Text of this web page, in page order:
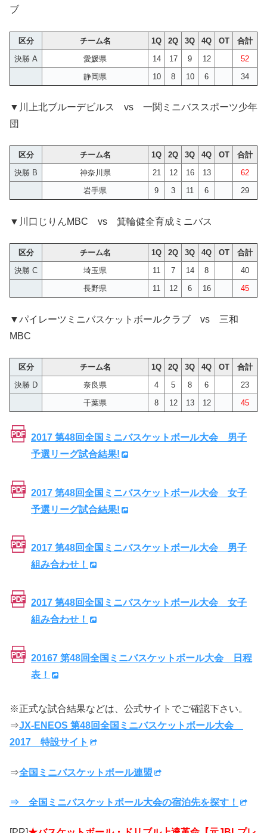
ブ
区分 チーム名 1Q 2Q 3Q 4Q OT
合計
決勝 A
愛媛県 14 17 9 12
52
静岡県
10 8 10 6 34
▼川上北ブルーデビルス vs 一関ミニバススポーツ少年
団
区分 チーム名 1Q 2Q 3Q 4Q OT
合計
決勝 B
神奈川県 21 12 16 13
62
岩手県
9 3 11 6 29
▼川口じりんMBC vs 箕輪健全育成ミニバス
区分 チーム名 1Q 2Q 3Q 4Q OT
合計
決勝 C
埼玉県 11 7 14 8
40
長野県
11 12 6 16 45
▼パイレーツミニバスケットボールクラブ vs 三和
MBC
区分 チーム名 1Q 2Q 3Q 4Q OT
合計
決勝 D
奈良県 4 5 8 6
23
千葉県
8 12 13 12 45
2017 第48回全国ミニバスケットボール大会 男子
予選リーグ試合結果!
2017 第48回全国ミニバスケットボール大会 女子
予選リーグ試合結果!
2017 第48回全国ミニバスケットボール大会 男子
組み合わせ！
2017 第48回全国ミニバスケットボール大会 女子
組み合わせ！
20167 第48回全国ミニバスケットボール大会 日程
表！
※正式な試合結果などは、公式サイトでご確認下さい。
⇒JX-ENEOS 第48回全国ミニバスケットボール大会
2017 特設サイト
⇒全国ミニバスケットボール連盟
⇒ 全国ミニバスケットボール大会の宿泊先を探す！